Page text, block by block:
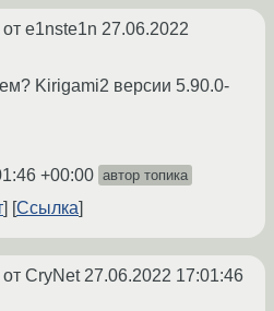
от e1nste1n 27.06.2022
Kirigami2 версии 5.90.0-
+00:00 автор топика
Ссылка
от CryNet27.06.2022 17:01:46